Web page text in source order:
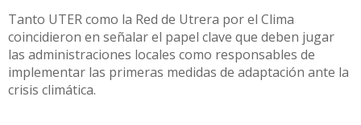
Tanto UTER como la Red de Utrera por el Clima
coincidieron en señalar el papel clave que deben jugar
las administraciones locales como responsables de
implementar las primeras medidas de adaptación ante la
crisis climática.